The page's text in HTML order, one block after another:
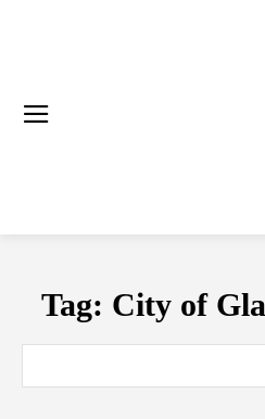
Tag: City of